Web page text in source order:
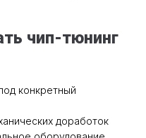
чип-тюнинг
конкретный
доработок